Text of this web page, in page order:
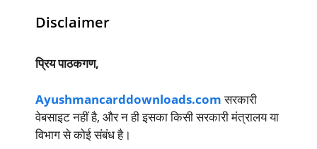
Disclaimer
प्रिय पाठकगण,
Ayushmancarddownloads.comसरकारी
वेबसाइट नहीं है, और न ही इसका किसी सरकारी मंत्रालय या
विभाग से कोई संबंध है।